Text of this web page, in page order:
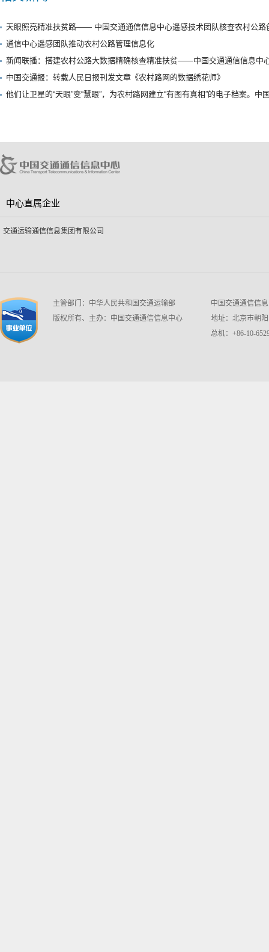
天眼照亮精准扶贫路—— 中国交通通信信息中心遥感技术团队核查农村公路
通信中心遥感团队推动农村公路管理信息化
新闻联播：搭建农村公路大数据精确核查精准扶贫——中国交通通信信息中
中国交通报：转载人民日报刊发文章《农村路网的数据绣花师》
他们让卫星的“天眼”变“慧眼”，为农村路网建立“有图有真相”的电子档案
中心直属企业
交通运输通信信息集团有限公司
主管部门：中华人民共和国交通运输部
版权所有、主办：中国交通通信信息中心
中国交通通信信
地址：北京市朝
总机：+86-10-